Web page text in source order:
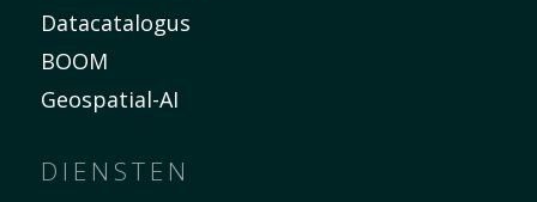
Datacatalogus
BOOM
Geospatial-AI
DIENSTEN